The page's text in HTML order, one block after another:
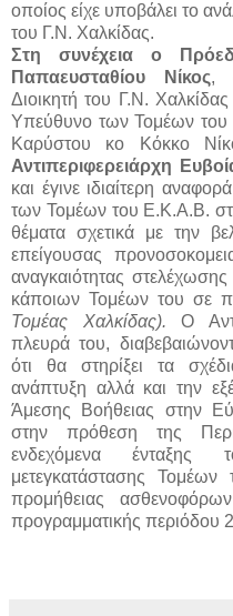
οποίος είχε υποβάλει το
του Γ.Ν. Χαλκίδας.
Στη συνέχεια ο
Παπαευσταθίου Νίκος,
Διοικητή του Γ.Ν.
Υπεύθυνο των Τομέων
Καρύστου κο Κόκκο
Αντιπεριφερειάρχη
και έγινε ιδιαίτερη
των Τομέων του Ε.Κ.Α.Β.
θέματα σχετικά με την
επείγουσας
αναγκαιότητας
κάποιων Τομέων του σε
Τομέας Χαλκίδας).Ο
πλευρά του,
ότι θα στηρίξει τα
ανάπτυξη αλλά και την
Άμεσης Βοήθειας στην
στην πρόθεση της
ενδεχόμενα ένταξης
μετεγκατάστασης
προμήθειας
προγραμματικής περιόδου